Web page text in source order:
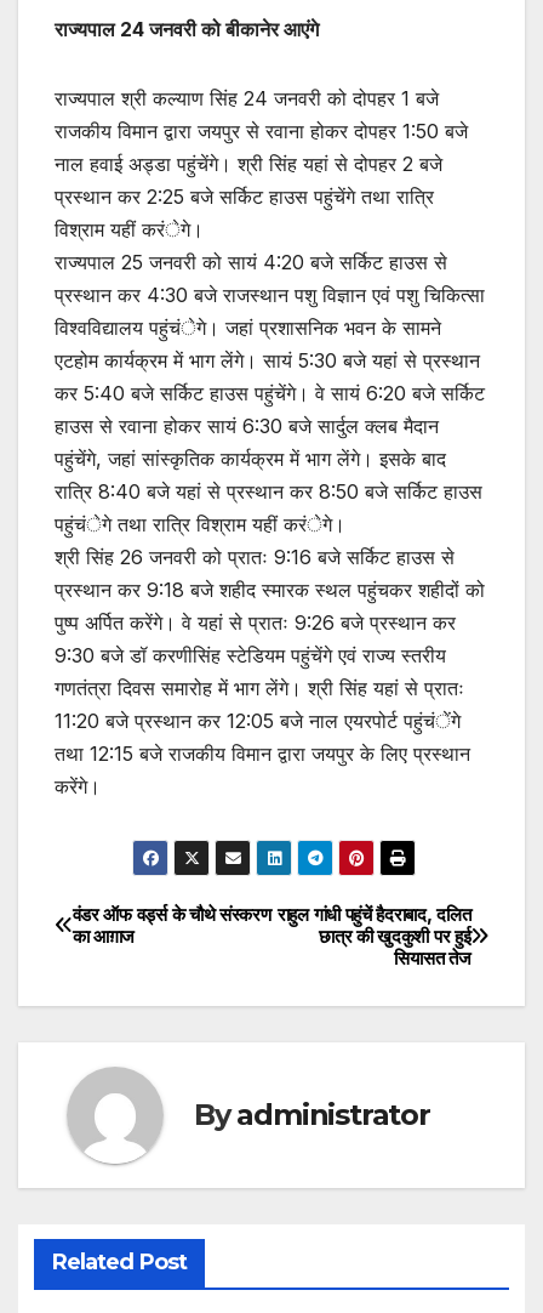
राज्यपाल 24 जनवरी को बीकानेर आएंगे
राज्यपाल श्री कल्याण सिंह 24 जनवरी को दोपहर 1 बजे
राजकीय विमान द्वारा जयपुर से रवाना होकर दोपहर 1:50 बजे
नाल हवाई अड्डा पहुंचेंगे। श्री सिंह यहां से दोपहर 2 बजे
प्रस्थान कर 2:25 बजे सर्किट हाउस पहुंचेंगे तथा रात्रि
विश्राम यहीं करंेगे।
राज्यपाल 25 जनवरी को सायं 4:20 बजे सर्किट हाउस से
प्रस्थान कर 4:30 बजे राजस्थान पशु विज्ञान एवं पशु चिकित्सा
विश्वविद्यालय पहुंचंेगे। जहां प्रशासनिक भवन के सामने
एटहोम कार्यक्रम में भाग लेंगे। सायं 5:30 बजे यहां से प्रस्थान
कर 5:40 बजे सर्किट हाउस पहुंचेंगे। वे सायं 6:20 बजे सर्किट
हाउस से रवाना होकर सायं 6:30 बजे सार्दुल क्लब मैदान
पहुंचेंगे, जहां सांस्कृतिक कार्यक्रम में भाग लेंगे। इसके बाद
रात्रि 8:40 बजे यहां से प्रस्थान कर 8:50 बजे सर्किट हाउस
पहुंचंेगे तथा रात्रि विश्राम यहीं करंेगे।
श्री सिंह 26 जनवरी को प्रातः 9:16 बजे सर्किट हाउस से
प्रस्थान कर 9:18 बजे शहीद स्मारक स्थल पहुंचकर शहीदों को
पुष्प अर्पित करेंगे। वे यहां से प्रातः 9:26 बजे प्रस्थान कर
9:30 बजे डॉ करणीसिंह स्टेडियम पहुंचेंगे एवं राज्य स्तरीय
गणतंत्रा दिवस समारोह में भाग लेंगे। श्री सिंह यहां से प्रातः
11:20 बजे प्रस्थान कर 12:05 बजे नाल एयरपोर्ट पहुंचंेंगे
तथा 12:15 बजे राजकीय विमान द्वारा जयपुर के लिए प्रस्थान
करेंगे।
Post
राहुल गांधी पहुंचें हैदराबाद, दलित
छात्र की खुदकुशी पर हुई
सियासत तेज
वंडर ऑफ वर्ड्स के चौथे संस्करण
का आग़ाज
Byadministrator
Related Post